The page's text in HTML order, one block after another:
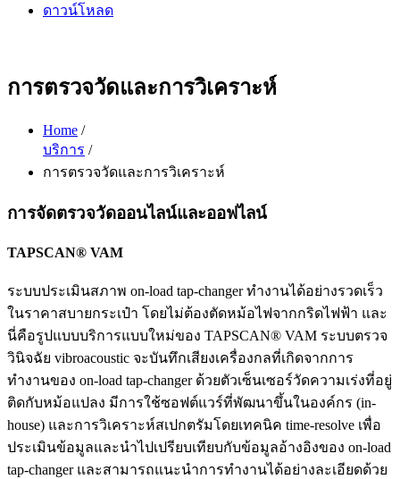
ดาวน์โหลด
การตรวจวัดและการวิเคราะห์
Home /
บริการ /
การตรวจวัดและการวิเคราะห์
การจัดตรวจวัดออนไลน์และออฟไลน์
TAPSCAN® VAM
ระบบประเมินสภาพ on-load tap-changer ทำงานได้อย่างรวดเร็ว
ในราคาสบายกระเป๋า โดยไม่ต้องตัดหม้อไฟจากกริดไฟฟ้า และ
นี่คือรูปแบบบริการแบบใหม่ของ TAPSCAN® VAM ระบบตรวจ
วินิจฉัย vibroacoustic จะบันทึกเสียงเครื่องกลที่เกิดจากการ
ทำงานของ on-load tap-changer ด้วยตัวเซ็นเซอร์วัดความเร่งที่อยู่
ติดกับหม้อแปลง มีการใช้ซอฟต์แวร์ที่พัฒนาขึ้นในองค์กร (in-
house) และการวิเคราะห์สเปกตรัมโดยเทคนิค time-resolve เพื่อ
ประเมินข้อมูลและนำไปเปรียบเทียบกับข้อมูลอ้างอิงของ on-load
tap-changer และสามารถแนะนำการทำงานได้อย่างละเอียดด้วย